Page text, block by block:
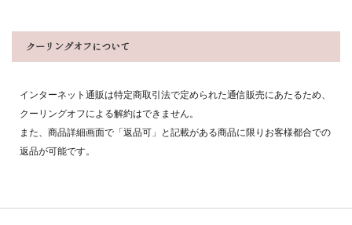
クーリングオフについて
インターネット通販は特定商取引法で定められた通信販売にあたるため、
クーリングオフによる解約はできません。
また、商品詳細画面で「返品可」と記載がある商品に限りお客様都合での
返品が可能です。